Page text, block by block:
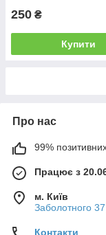
250 ₴
Купити
Про нас
99% позитивних
Працює з
м. Київ
Заболотного
Контакти